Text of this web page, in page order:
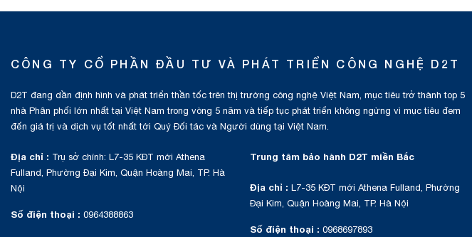
CÔNG TY CỔ PHẦN ĐẦU TƯ VÀ PHÁT TRIỂN CÔNG NGHỆ D2T
D2T đang dần định hình và phát triển thần tốc trên thị trường công nghệ Việt Nam, mục tiêu trở thành top 5
nhà Phân phối lớn nhất tại Việt Nam trong vòng 5 năm và tiếp tục phát triển không ngừng vì mục tiêu đem
đến giá trị và dịch vụ tốt nhất tới Quý Đối tác và Người dùng tại Việt Nam.
Địa chỉ : Trụ sở chính: L7-35 KĐT mới Athena
Fulland, Phường Đại Kim, Quận Hoàng Mai, TP. Hà
Nội
Số điện thoại : 0964388863
Trung tâm bảo hành D2T miền Bắc
Địa chỉ : L7-35 KĐT mới Athena Fulland, Phường
Đại Kim, Quận Hoàng Mai, TP. Hà Nội
Số điện thoại : 0968697893